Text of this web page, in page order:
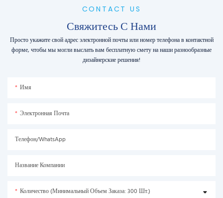
CONTACT US
Свяжитесь С Нами
Просто укажите свой адрес электронной почты или номер телефона в контактной
форме, чтобы мы могли выслать вам бесплатную смету на наши разнообразные
дизайнерские решения!
Имя
Электронная Почта
Телефон/WhatsApp
Название Компании
Количество (минимальный Объем Заказа: 300 Шт.)